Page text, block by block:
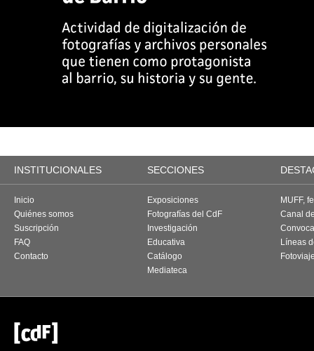
INSTITUCIONALES SECCIONES
Inicio
Quiénes somos
Suscripción
FAQ
Contacto
Exposiciones
Fotografías del CdF
Investigación
Educativa
Catálogo
Mediateca
MUFF,
Canal
Líneas